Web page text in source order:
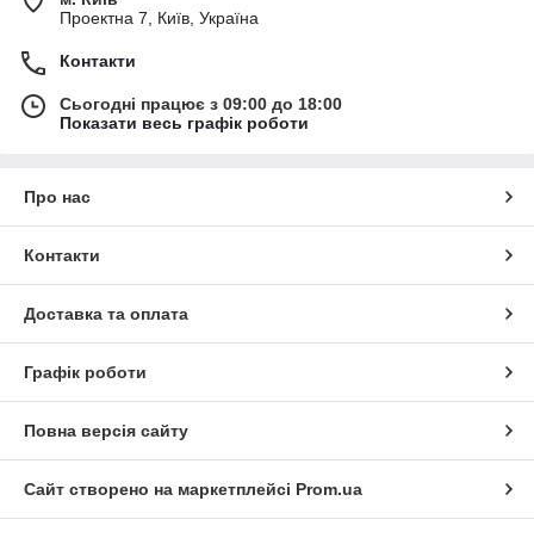
Проектна 7, Київ, Україна
Контакти
Сьогодні працює з 09:00 до 18:00
Показати весь графік роботи
Про нас
Контакти
Доставка та оплата
Графік роботи
Повна версія сайту
Сайт створено на маркетплейсі Prom.ua